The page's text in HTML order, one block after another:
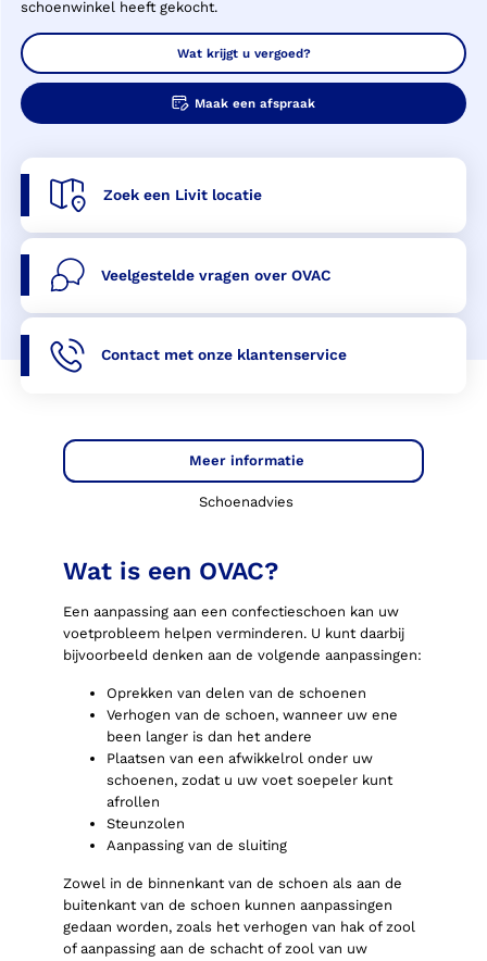
schoenwinkel heeft gekocht.
Wat krijgt u vergoed?
Maak een afspraak
Zoek een Livit locatie
Veelgestelde vragen over OVAC
Contact met onze klantenservice
Meer informatie
Schoenadvies
Wat is een OVAC?
Een aanpassing aan een confectieschoen kan uw
voetprobleem helpen verminderen. U kunt daarbij
bijvoorbeeld denken aan de volgende aanpassingen:
Oprekken van delen van de schoenen
Verhogen van de schoen, wanneer uw ene
been langer is dan het andere
Plaatsen van een afwikkelrol onder uw
schoenen, zodat u uw voet soepeler kunt
afrollen
Steunzolen
Aanpassing van de sluiting
Zowel in de binnenkant van de schoen als aan de
buitenkant van de schoen kunnen aanpassingen
gedaan worden, zoals hetverhogen van hak of zool
of aanpassing aan de schachtof zoolvan uw